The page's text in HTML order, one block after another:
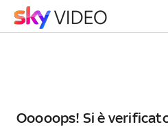
Ooooops! Si è